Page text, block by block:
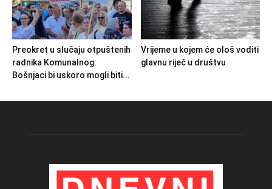
Preokret u slučaju otpuštenih
radnika Komunalnog:
Bošnjaci bi uskoro mogli biti...
Vrijeme u kojem će ološ voditi
glavnu riječ u društvu